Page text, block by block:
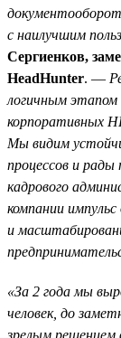
с наилучшим
Сергиенков,
HeadHunter. —
логичным этапом
корпоративных
Мы видим
процессов и
кадрового
компании
и
«За 2 года мы
человек, до
зрелым